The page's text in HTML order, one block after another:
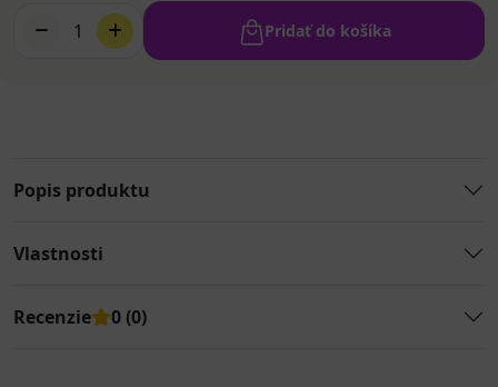
1 Pridať do košíka
Popis produktu
Vlastnosti
Recenzie 0 (0)